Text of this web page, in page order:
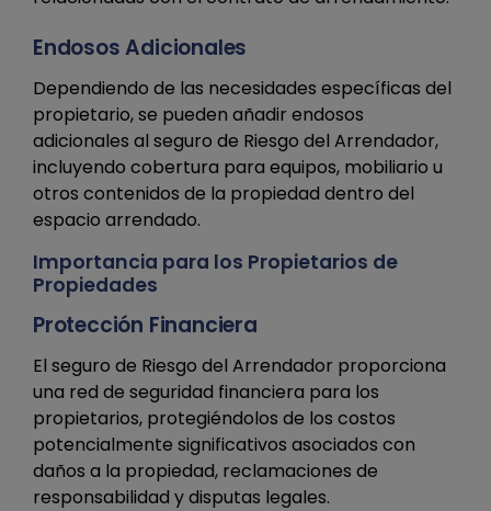
Endosos Adicionales
Dependiendo de las necesidades específicas del
propietario, se pueden añadir endosos
adicionales al seguro de Riesgo del Arrendador,
incluyendo cobertura para equipos, mobiliario u
otros contenidos de la propiedad dentro del
espacio arrendado.
Importancia para los Propietarios de
Propiedades
Protección Financiera
El seguro de Riesgo del Arrendador proporciona
una red de seguridad financiera para los
propietarios, protegiéndolos de los costos
potencialmente significativos asociados con
daños a la propiedad, reclamaciones de
responsabilidad y disputas legales.